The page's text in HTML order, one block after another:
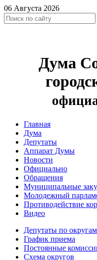
06 Августа 2026
Дума
Главная
Дума
Депутаты
Аппарат Думы
Новости
Официально
Обращения
Муниципальные
Молодежный
Противодействие
Видео
Депутаты по округам
График приема
Постоянные
Схема округов